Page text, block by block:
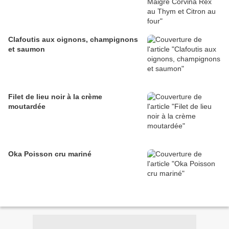
Clafoutis aux oignons, champignons
et saumon
Filet de lieu noir à la crème
moutardée
Oka Poisson cru mariné